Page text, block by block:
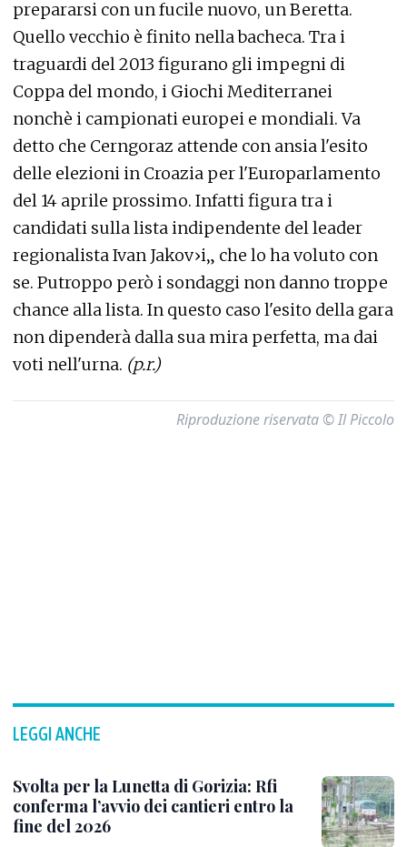
prepararsi con un fucile nuovo, un Beretta.
Quello vecchio è finito nella bacheca. Tra i
traguardi del 2013 figurano gli impegni di
Coppa del mondo, i Giochi Mediterranei
nonchè i campionati europei e mondiali. Va
detto che Cerngoraz attende con ansia l'esito
delle elezioni in Croazia per l'Europarlamento
del 14 aprile prossimo. Infatti figura tra i
candidati sulla lista indipendente del leader
regionalista Ivan Jakov›i„ che lo ha voluto con
se. Putroppo però i sondaggi non danno troppe
chance alla lista. In questo caso l'esito della gara
non dipenderà dalla sua mira perfetta, ma dai
voti nell'urna. (p.r.)
Riproduzione riservata © Il Piccolo
LEGGI ANCHE
Svolta per la Lunetta di Gorizia: Rfi
conferma l’avvio dei cantieri entro la
fine del 2026